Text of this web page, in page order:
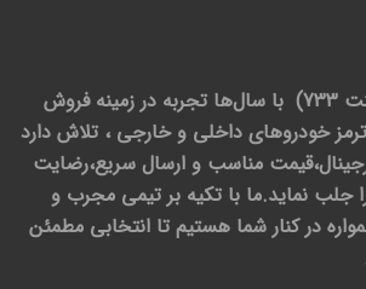
(لنت 733) با سال‌ها تجربه در زمینه فروش
خودروهای داخلی و خارجی ، تلاش دارد
مناسب و ارسال سریع،رضایت
جلب نماید.ما با تکیه بر تیمی مجرب و
در کنار شما هستیم تا انتخابی مطمئن